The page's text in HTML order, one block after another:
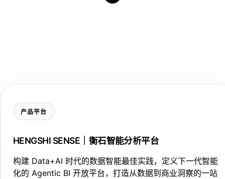
产品平台
HENGSHI SENSE｜衡石智能分析平台
构建 Data+AI 时代的数据智能最佳实践，定义下一代智能
化的 Agentic BI 开放平台，打造从数据到商业洞察的一站